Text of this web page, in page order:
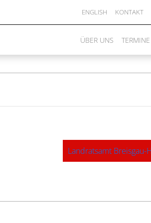
ENGLISH KONTAKT
ÜBER UNS TERMINE
Landratsamt Breisgau-